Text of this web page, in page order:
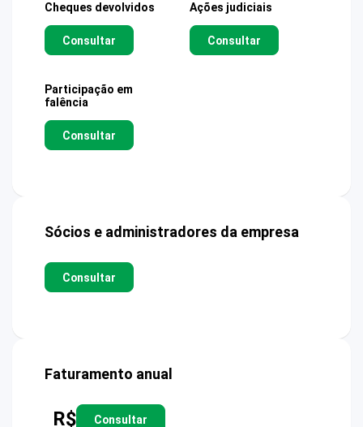
Cheques devolvidos
Consultar
Ações judiciais
Consultar
Participação em
falência
Consultar
Sócios e administradores da empresa
Consultar
Faturamento anual
R$ Consultar